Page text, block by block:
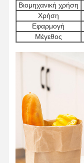
Βιομηχανική χρήση
Χρήση
Εφαρμογή
Μέγεθος